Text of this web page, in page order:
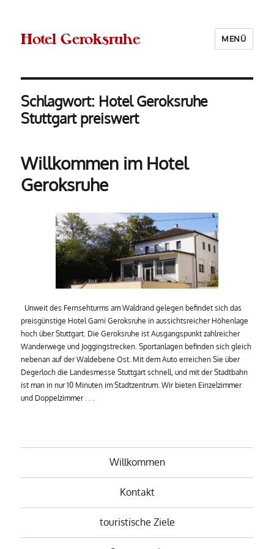
Hotel Geroksruhe MENÜ
Schlagwort: Hotel Geroksruhe
Stuttgart preiswert
Willkommen im Hotel
Geroksruhe
Unweit des Fernsehturms am Waldrand gelegen befindet sich das
preisgünstige Hotel Garni Geroksruhe in aussichtsreicher Höhenlage
hoch über Stuttgart. Die Geroksruhe ist Ausgangspunkt zahlreicher
Wanderwege und Joggingstrecken. Sportanlagen befinden sich gleich
nebenan auf der Waldebene Ost. Mit dem Auto erreichen Sie über
Degerloch die Landesmesse Stuttgart schnell, und mit der Stadtbahn
ist man in nur 10 Minuten im Stadtzentrum. Wir bieten Einzelzimmer
und Doppelzimmer
Willkommen
Kontakt
touristische Ziele